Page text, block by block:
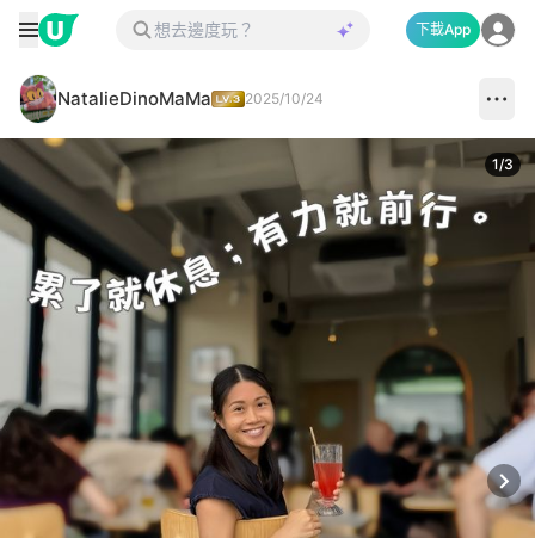
下載App
NatalieDinoMaMa 2025/10/24
1/3